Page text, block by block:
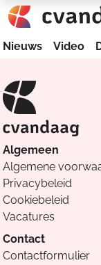
Nieuws Video
Algemeen
Algemene
Privacybeleid
Cookiebeleid
Vacatures
Contact
Contactformulier